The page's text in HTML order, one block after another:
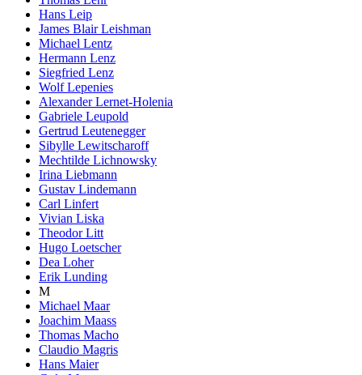
Hans Leip
James Blair Leishman
Michael Lentz
Hermann Lenz
Siegfried Lenz
Wolf Lepenies
Alexander Lernet-Holenia
Gabriele Leupold
Gertrud Leutenegger
Sibylle Lewitscharoff
Mechtilde Lichnowsky
Irina Liebmann
Gustav Lindemann
Carl Linfert
Vivian Liska
Theodor Litt
Hugo Loetscher
Dea Loher
Erik Lunding
M
Michael Maar
Joachim Maass
Thomas Macho
Claudio Magris
Hans Maier